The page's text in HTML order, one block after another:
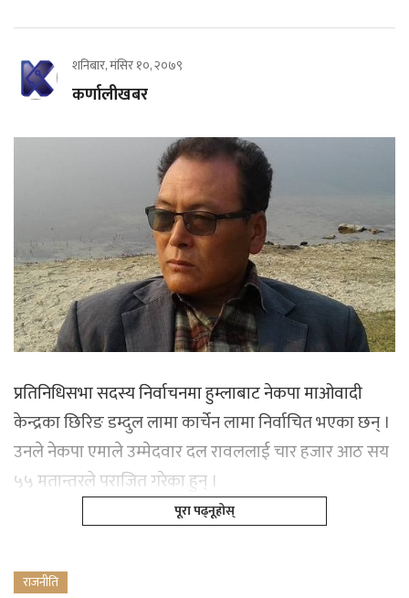
शनिबार, मंसिर १०, २०७९
कर्णालीखबर
प्रतिनिधिसभा सदस्य निर्वाचनमा हुम्लाबाट नेकपा माओवादी
केन्द्रका छिरिङ डम्दुल लामा कार्चेन लामा निर्वाचित भएका छन् ।
उनले नेकपा एमाले उम्मेदवार दल रावललाई चार हजार आठ सय
५५ मतान्तरले पराजित गरेका हुन् ।
पूरा पढ्नूहोस्
राजनीति